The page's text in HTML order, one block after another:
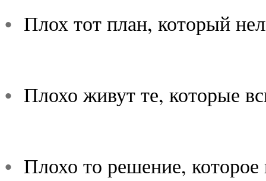
• Плох тот план, который
• Плохо живут те, которые
• Плохо то решение, которое